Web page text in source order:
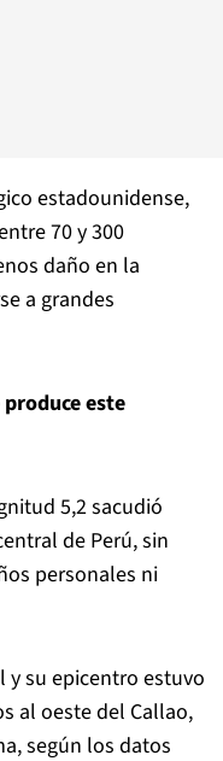
estadounidense,
70 y 300
daño en la
a grandes
este
5,2 sacudió
de Perú, sin
personales ni
y su epicentro estuvo
al oeste del Callao,
según los datos